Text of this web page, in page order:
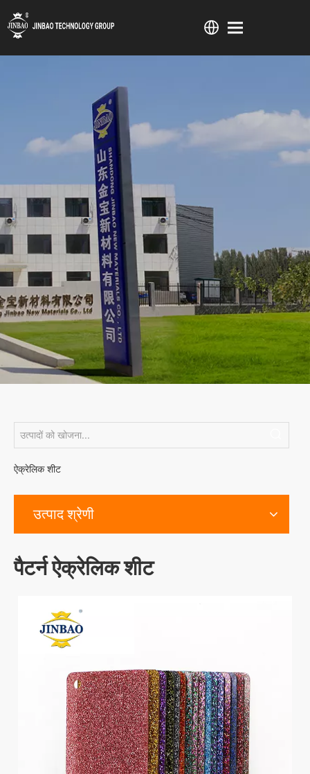
ऐक्रेलिक शीट
उत्पाद श्रेणी
पैटर्न ऐक्रेलिक शीट